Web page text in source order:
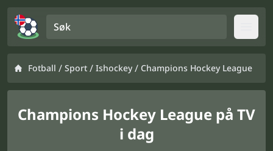
Fotball / Sport / Ishockey / Champions Hockey League
Champions Hockey League på TV
i dag